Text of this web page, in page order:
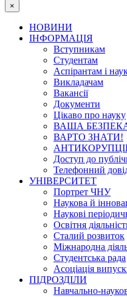
×
НОВИНИ
ІНФОРМАЦІЯ
Вступникам
Студентам
Аспірантам і
Викладачам
Вакансії
Документи
Цікаво про науку
ВАША
ВАРТО ЗНАТИ!
Доступ до
Телефонний
УНІВЕРСИТЕТ
Портрет ЧНУ
Наукова й
Наукові
Освітня
Сталий розвиток
Міжнародна
Студентська рада
Асоціація
ПІДРОЗДІЛИ
Навчально-